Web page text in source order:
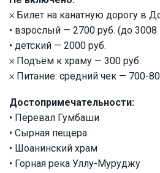
𐄂 Билет на канатную дорогу в
• взрослый — 2700 руб. (до
• детский — 2000 руб.
𐄂 Подъём к храму — 300 руб.
𐄂 Питание: средний чек — 700-
Достопримечательности:
• Перевал Гумбаши
• Сырная пещера
• Шоанинский храм
• Горная река Уллу-Муруджу